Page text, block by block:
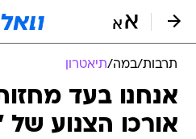
תרבות/במה/תיאטרון
אנחנו בעד
אורכו הצנוע של